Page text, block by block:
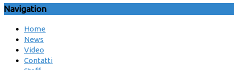
Navigation
Home
News
Video
Contatti